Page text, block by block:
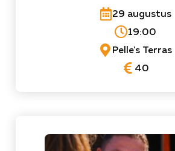
29 augustus
19:00
Pelle's Terras
40